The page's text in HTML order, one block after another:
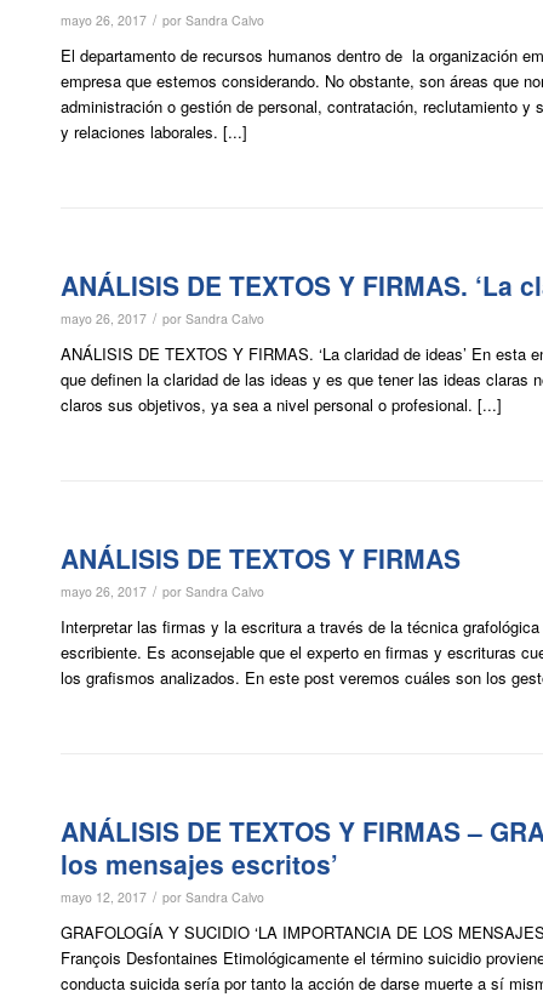
mayo 26, 2017 / por Sandra Calvo
El departamento de recursos humanos dentro de la organización
empresa que estemos considerando. No obstante, son áreas que
administración o gestión de personal, contratación, reclutamiento
y relaciones laborales. [...]
ANÁLISIS DE TEXTOS Y FIRMAS. ‘La
mayo 26, 2017 / por Sandra Calvo
ANÁLISIS DE TEXTOS Y FIRMAS. ‘La claridad de ideas’ En
que definen la claridad de las ideas y es que tener las ideas
claros sus objetivos, ya sea a nivel personal o profesional. [...]
ANÁLISIS DE TEXTOS Y FIRMAS
mayo 26, 2017 / por Sandra Calvo
Interpretar las firmas y la escritura a través de la técnica
escribiente. Es aconsejable que el experto en firmas y escrituras
los grafismos analizados. En este post veremos cuáles son los
ANÁLISIS DE TEXTOS Y FIRMAS –
los mensajes escritos’
mayo 12, 2017 / por Sandra Calvo
GRAFOLOGÍA Y SUCIDIO ‘LA IMPORTANCIA DE LOS
François Desfontaines Etimológicamente el término suicidio
conducta suicida sería por tanto la acción de darse muerte a sí